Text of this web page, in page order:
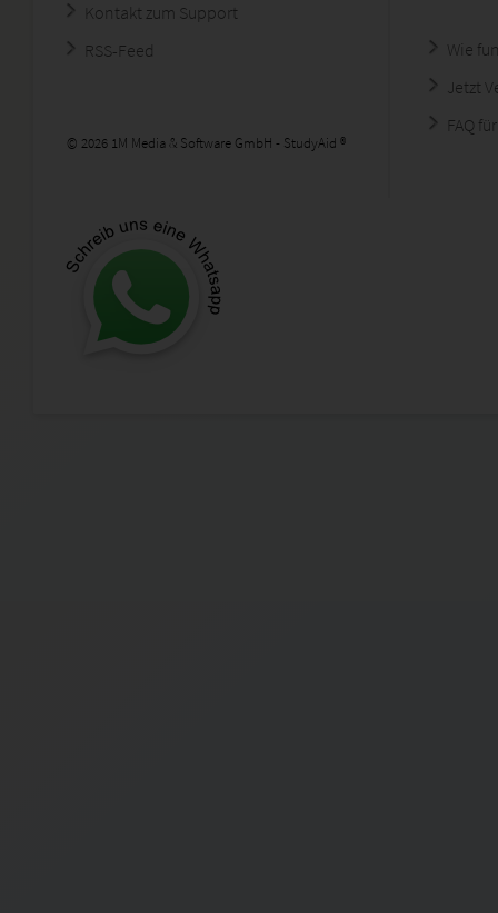
Kontakt zum Support
RSS-Feed
© 2026 1M Media & Software GmbH - StudyAid ®
Wie
Jetzt
FAQ